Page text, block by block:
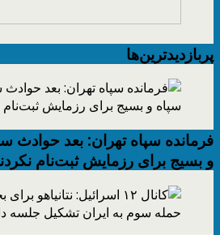
پربازدیدترین‌ها
فرمانده سپاه تهران: بعد حوادث
و بسیج برای رزمایش ثبت‌نام